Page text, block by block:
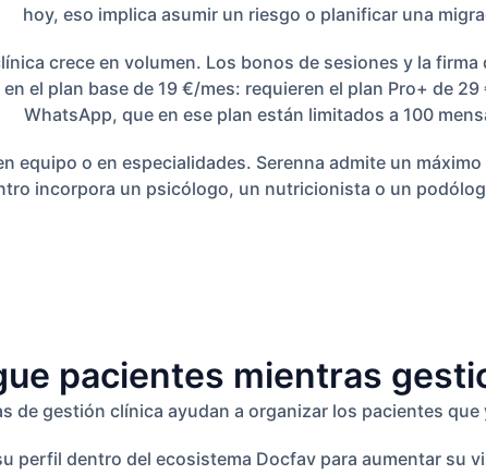
hoy, eso implica asumir un riesgo o planificar una
crece en volumen. Los bonos de sesiones y la
el plan base de 19 €/mes: requieren el plan Pro+ de
WhatsApp, que en ese plan están limitados a 100
equipo o en especialidades. Serenna admite un
incorpora un psicólogo, un nutricionista o un
pacientes mientras
de gestión clínica ayudan a organizar los pacientes
perfil dentro del ecosistema Docfav para aumentar su